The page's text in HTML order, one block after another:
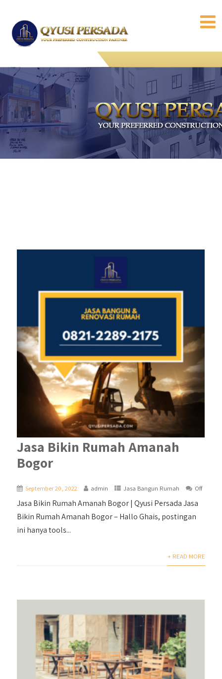
Jasa Bikin Rumah Amanah
Bogor
September 20, 2022 admin Jasa Bangun Rumah Off
Jasa Bikin Rumah Amanah Bogor | Qyusi Persada Jasa
Bikin Rumah Amanah Bogor – Hallo Ghais, postingan
ini hanya tools...
+ READ MORE